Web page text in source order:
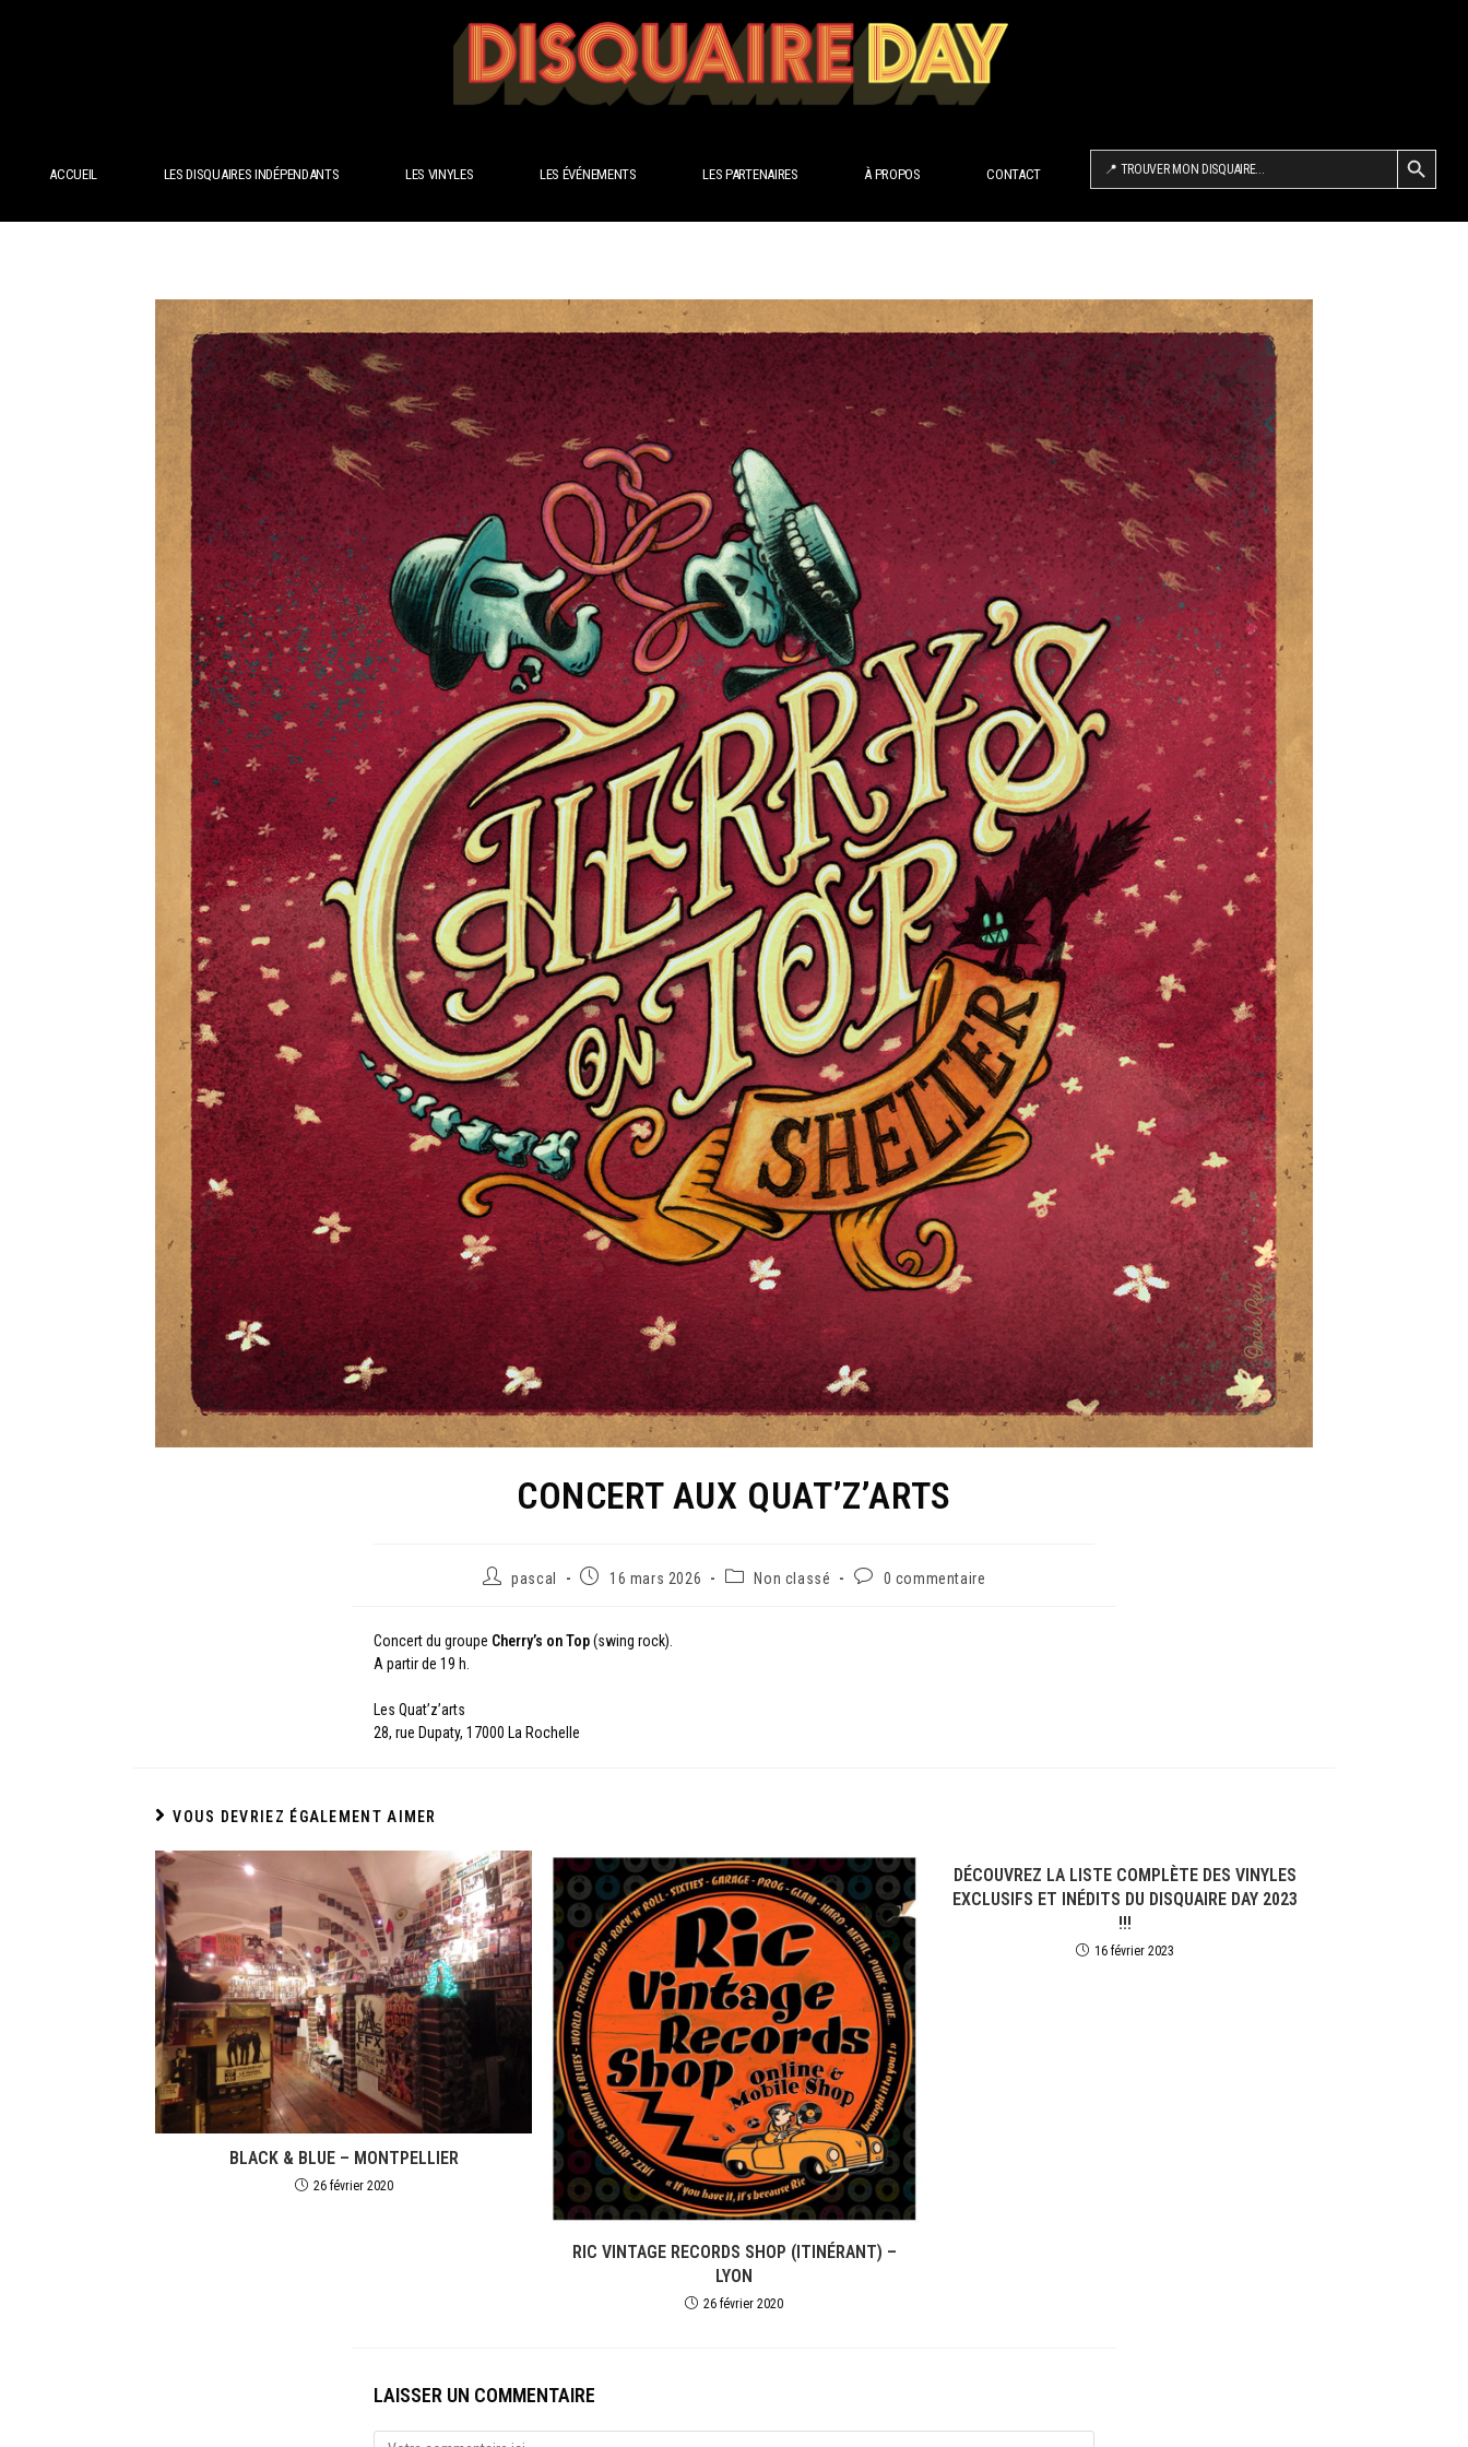
ACCUEIL LES DISQUAIRES INDÉPENDANTS LES VINYLES LES ÉVÉNEMENTS LES PARTENAIRES À PROPOS CONTACT
Search
for:
SEARCH BUTTON
CONCERT AUX QUAT’Z’ARTS
pascal 16 mars 2026 Non classé 0 commentaire
Concert du groupe Cherry’s on Top(swing rock).
A partir de 19 h.
Les Quat’z’arts
28, rue Dupaty, 17000 La Rochelle
VOUS DEVRIEZ ÉGALEMENT AIMER
BLACK & BLUE – MONTPELLIER
26 février 2020
RIC VINTAGE RECORDS SHOP (ITINÉRANT) –
LYON
26 février 2020
DÉCOUVREZ LA LISTE COMPLÈTE DES VINYLES
EXCLUSIFS ET INÉDITS DU DISQUAIRE DAY 2023
!!!
16 février 2023
LAISSER UN COMMENTAIRE